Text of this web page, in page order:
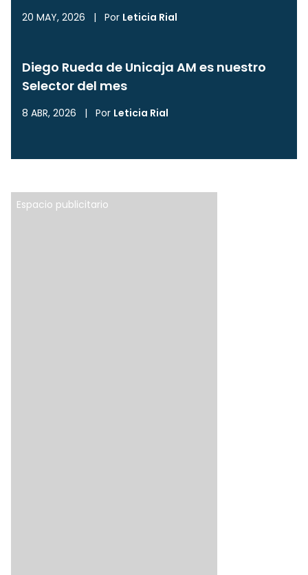
20 MAY, 2026 | Por Leticia Rial
Diego Rueda de Unicaja AM es nuestro
Selector del mes
8 ABR, 2026 | Por Leticia Rial
Espacio publicitario